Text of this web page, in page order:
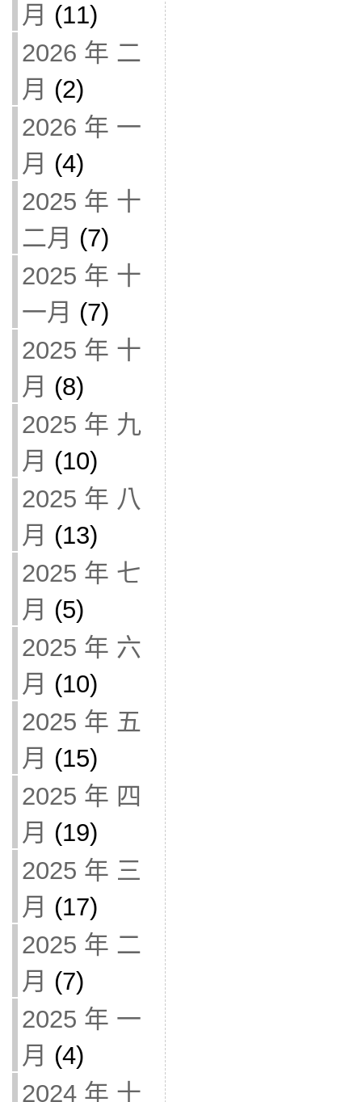
月 (11)
2026 年 二
月 (2)
2026 年 一
月 (4)
2025 年 十
二月 (7)
2025 年 十
一月 (7)
2025 年 十
月 (8)
2025 年 九
月 (10)
2025 年 八
月 (13)
2025 年 七
月 (5)
2025 年 六
月 (10)
2025 年 五
月 (15)
2025 年 四
月 (19)
2025 年 三
月 (17)
2025 年 二
月 (7)
2025 年 一
月 (4)
2024 年 十